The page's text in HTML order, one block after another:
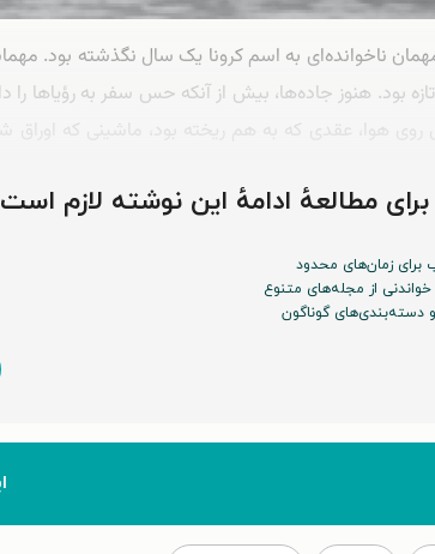
مهمان ناخوانده‌‌ای به اسم کرونا یک سال نگذشته بود.
بود. هنوز جاده‌ها، بیش از آنکه حس سفر به رؤیاها
روی هوا، عقدی که به هم ریخته بود، ماشینی که
برای مطالعهٔ ادامهٔ این نوشته لازم
برای زمان‌های محدود
خواندنی از مجله‌های متنوع
دسته‌بندی‌های گوناگون